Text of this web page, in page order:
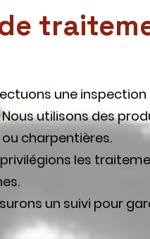
une
utilisons des
ou charpentières.
les
un suivi pour